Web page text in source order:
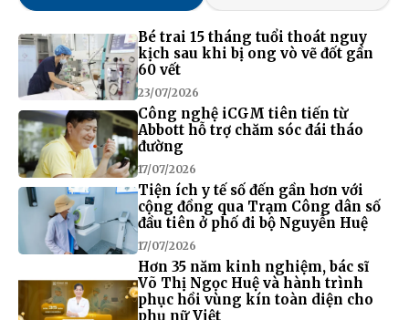
Bé trai 15 tháng tuổi thoát nguy
kịch sau khi bị ong vò vẽ đốt gần
60 vết
23/07/2026
Công nghệ iCGM tiên tiến từ
Abbott hỗ trợ chăm sóc đái tháo
đường
17/07/2026
Tiện ích y tế số đến gần hơn với
cộng đồng qua Trạm Công dân số
đầu tiên ở phố đi bộ Nguyễn Huệ
17/07/2026
Hơn 35 năm kinh nghiệm, bác sĩ
Võ Thị Ngọc Huệ và hành trình
phục hồi vùng kín toàn diện cho
phụ nữ Việt